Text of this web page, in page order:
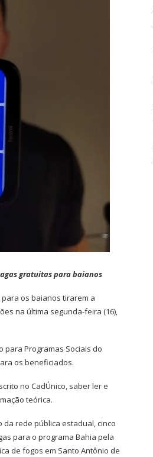
gratuitas para baianos
para os baianos tirarem a
na última segunda-feira (16),
para Programas Sociais do
os beneficiados.
no CadÚnico, saber ler e
teórica.
rede pública estadual, cinco
para o programa Bahia pela
de fogos em Santo Antônio de